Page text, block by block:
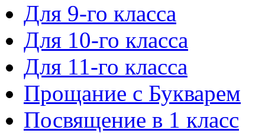
Для 9-го класса
Для 10-го класса
Для 11-го класса
Прощание с Букварем
Посвящение в 1 класс